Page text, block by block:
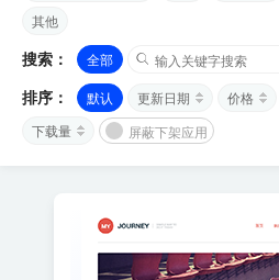
其他
搜索： 全部
排序： 默认 更新日期 价格
下载量
屏蔽下架应用